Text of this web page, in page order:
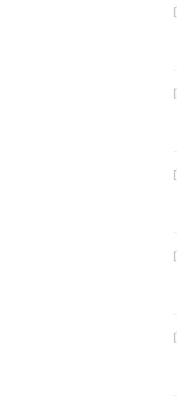
[
[
[
[
[